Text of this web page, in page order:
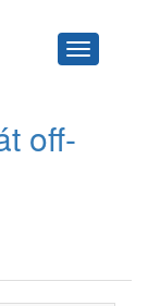
Navigace
off-